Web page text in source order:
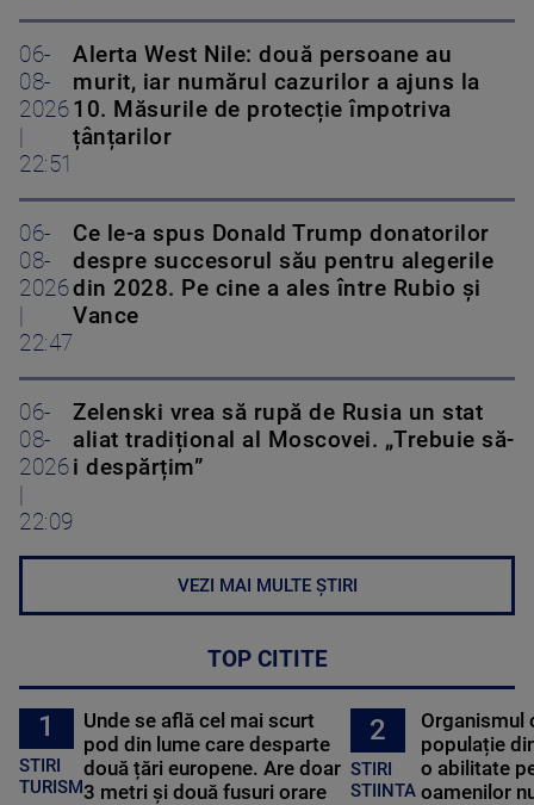
06-
08-
2026
|
22:51
Alerta West Nile: două persoane au
murit, iar numărul cazurilor a ajuns la
10. Măsurile de protecție împotriva
țânțarilor
06-
08-
2026
|
22:47
Ce le-a spus Donald Trump donatorilor
despre succesorul său pentru alegerile
din 2028. Pe cine a ales între Rubio și
Vance
06-
08-
2026
|
22:09
Zelenski vrea să rupă de Rusia un stat
aliat tradițional al Moscovei. „Trebuie să-
i despărțim”
VEZI MAI MULTE ȘTIRI
TOP CITITE
1
STIRI
TURISM
Unde se află cel mai scurt
pod din lume care desparte
două țări europene. Are doar
3 metri și două fusuri orare
2
STIRI
STIINTA
Organismul
populație
o abilitate
oamenilor